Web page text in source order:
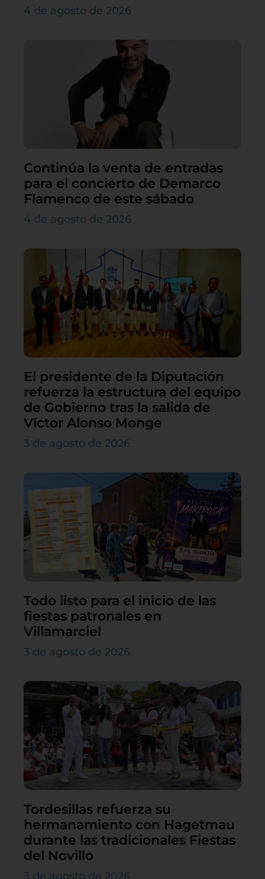
4 de agosto de 2026
Continúa la venta de entradas
para el concierto de Demarco
Flamenco de este sábado
4 de agosto de 2026
El presidente de la Diputación
refuerza la estructura del equipo
de Gobierno tras la salida de
Víctor Alonso Monge
3 de agosto de 2026
Todo listo para el inicio de las
fiestas patronales en
Villamarciel
3 de agosto de 2026
Tordesillas refuerza su
hermanamiento con Hagetmau
durante las tradicionales Fiestas
del Novillo
3 de agosto de 2026